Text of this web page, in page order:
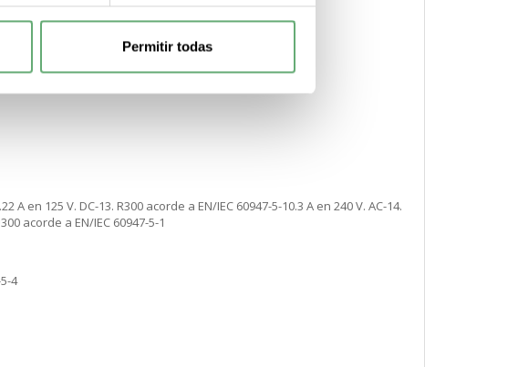
Permitir todas
A en 125 V. DC-13. R300 acorde a EN/IEC 60947-5-10.3 A en 240 V. AC-14.
acorde a EN/IEC 60947-5-1
4